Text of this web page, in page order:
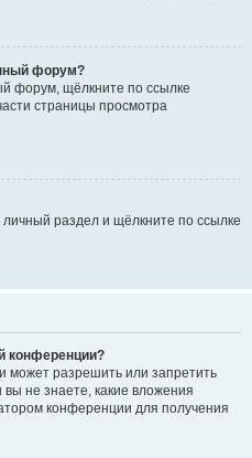
форум?
форум, щёлкните по ссылке
страницы просмотра
раздел и щёлкните по ссылке
конференции?
может разрешить или запретить
не знаете, какие вложения
конференции для получения